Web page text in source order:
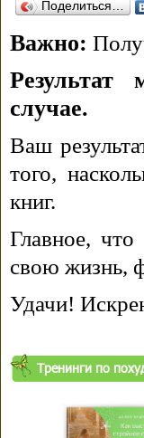
Поделиться…
Важно:
случае.
Ваш
того,
книг.
Главное,
свою жизнь,
Удачи!
Тренинги по